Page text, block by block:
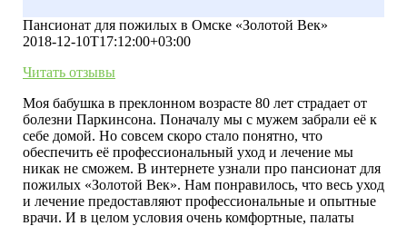
круглосуточным присмотром врачей, и я больше не
переживаю за её безопасность. Спасибо вам.
Пансионат для пожилых в Омске «Золотой Век»
2018-12-10T17:12:00+03:00
Читать отзывы
Моя бабушка в преклонном возрасте 80 лет страдает от
болезни Паркинсона. Поначалу мы с мужем забрали её к
себе домой. Но совсем скоро стало понятно, что
обеспечить её профессиональный уход и лечение мы
никак не сможем. В интернете узнали про пансионат для
пожилых «Золотой Век». Нам понравилось, что весь уход
и лечение предоставляют профессиональные и опытные
врачи. И в целом условия очень комфортные, палаты